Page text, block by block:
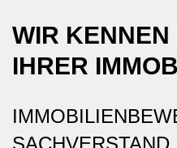
WIR KENNEN
IHRER